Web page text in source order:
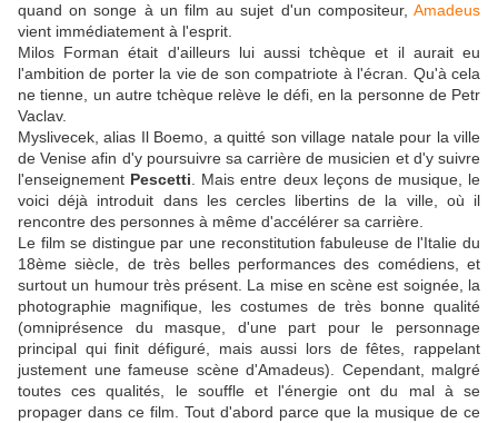
quand on songe à un film au sujet d'un compositeur, Amadeus
vient immédiatement à l'esprit.
Milos Forman était d'ailleurs lui aussi tchèque et il aurait eu
l'ambition de porter la vie de son compatriote à l'écran. Qu'à cela
ne tienne, un autre tchèque relève le défi, en la personne de Petr
Vaclav.
Myslivecek, alias Il Boemo, a quitté son village natale pour la ville
de Venise afin d'y poursuivre sa carrière de musicien et d'y suivre
l'enseignement Pescetti . Mais entre deux leçons de musique, le
voici déjà introduit dans les cercles libertins de la ville, où il
rencontre des personnes à même d'accélérer sa carrière.
Le film se distingue par une reconstitution fabuleuse de l'Italie du
18ème siècle, de très belles performances des comédiens, et
surtout un humour très présent. La mise en scène est soignée, la
photographie magnifique, les costumes de très bonne qualité
(omniprésence du masque, d'une part pour le personnage
principal qui finit défiguré, mais aussi lors de fêtes, rappelant
justement une fameuse scène d'Amadeus). Cependant, malgré
toutes ces qualités, le souffle et l'énergie ont du mal à se
propager dans ce film. Tout d'abord parce que la musique de ce